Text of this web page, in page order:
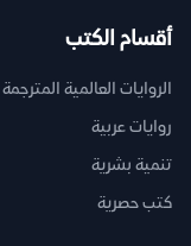
أقسام الكتب
الروايات العالمية المترجمة
روايات عربية
تنمية بشرية
كتب حصرية